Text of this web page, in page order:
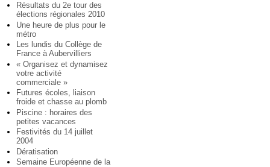
Résultats du 2e tour des
élections régionales 2010
Une heure de plus pour le
métro
Les lundis du Collège de
France à Aubervilliers
« Organisez et dynamisez
votre activité
commerciale »
Futures écoles, liaison
froide et chasse au plomb
Piscine : horaires des
petites vacances
Festivités du 14 juillet
2004
Dératisation
Semaine Européenne de la